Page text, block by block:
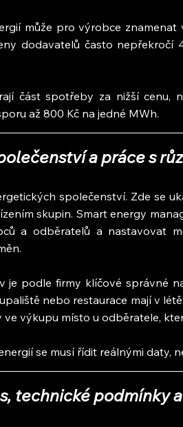
může pro výrobce
dodavatelů často nepřekročí
část spotřeby za nižší cenu,
až 800 Kč na jedné MWh.
a práce s
společenství. Zde se
skupin. Smart energy
a odběratelů a nastavovat
je podle firmy klíčové správné
nebo restaurace mají v
výkupu místo u odběratele,
se musí řídit reálnými daty,
technické podmínky